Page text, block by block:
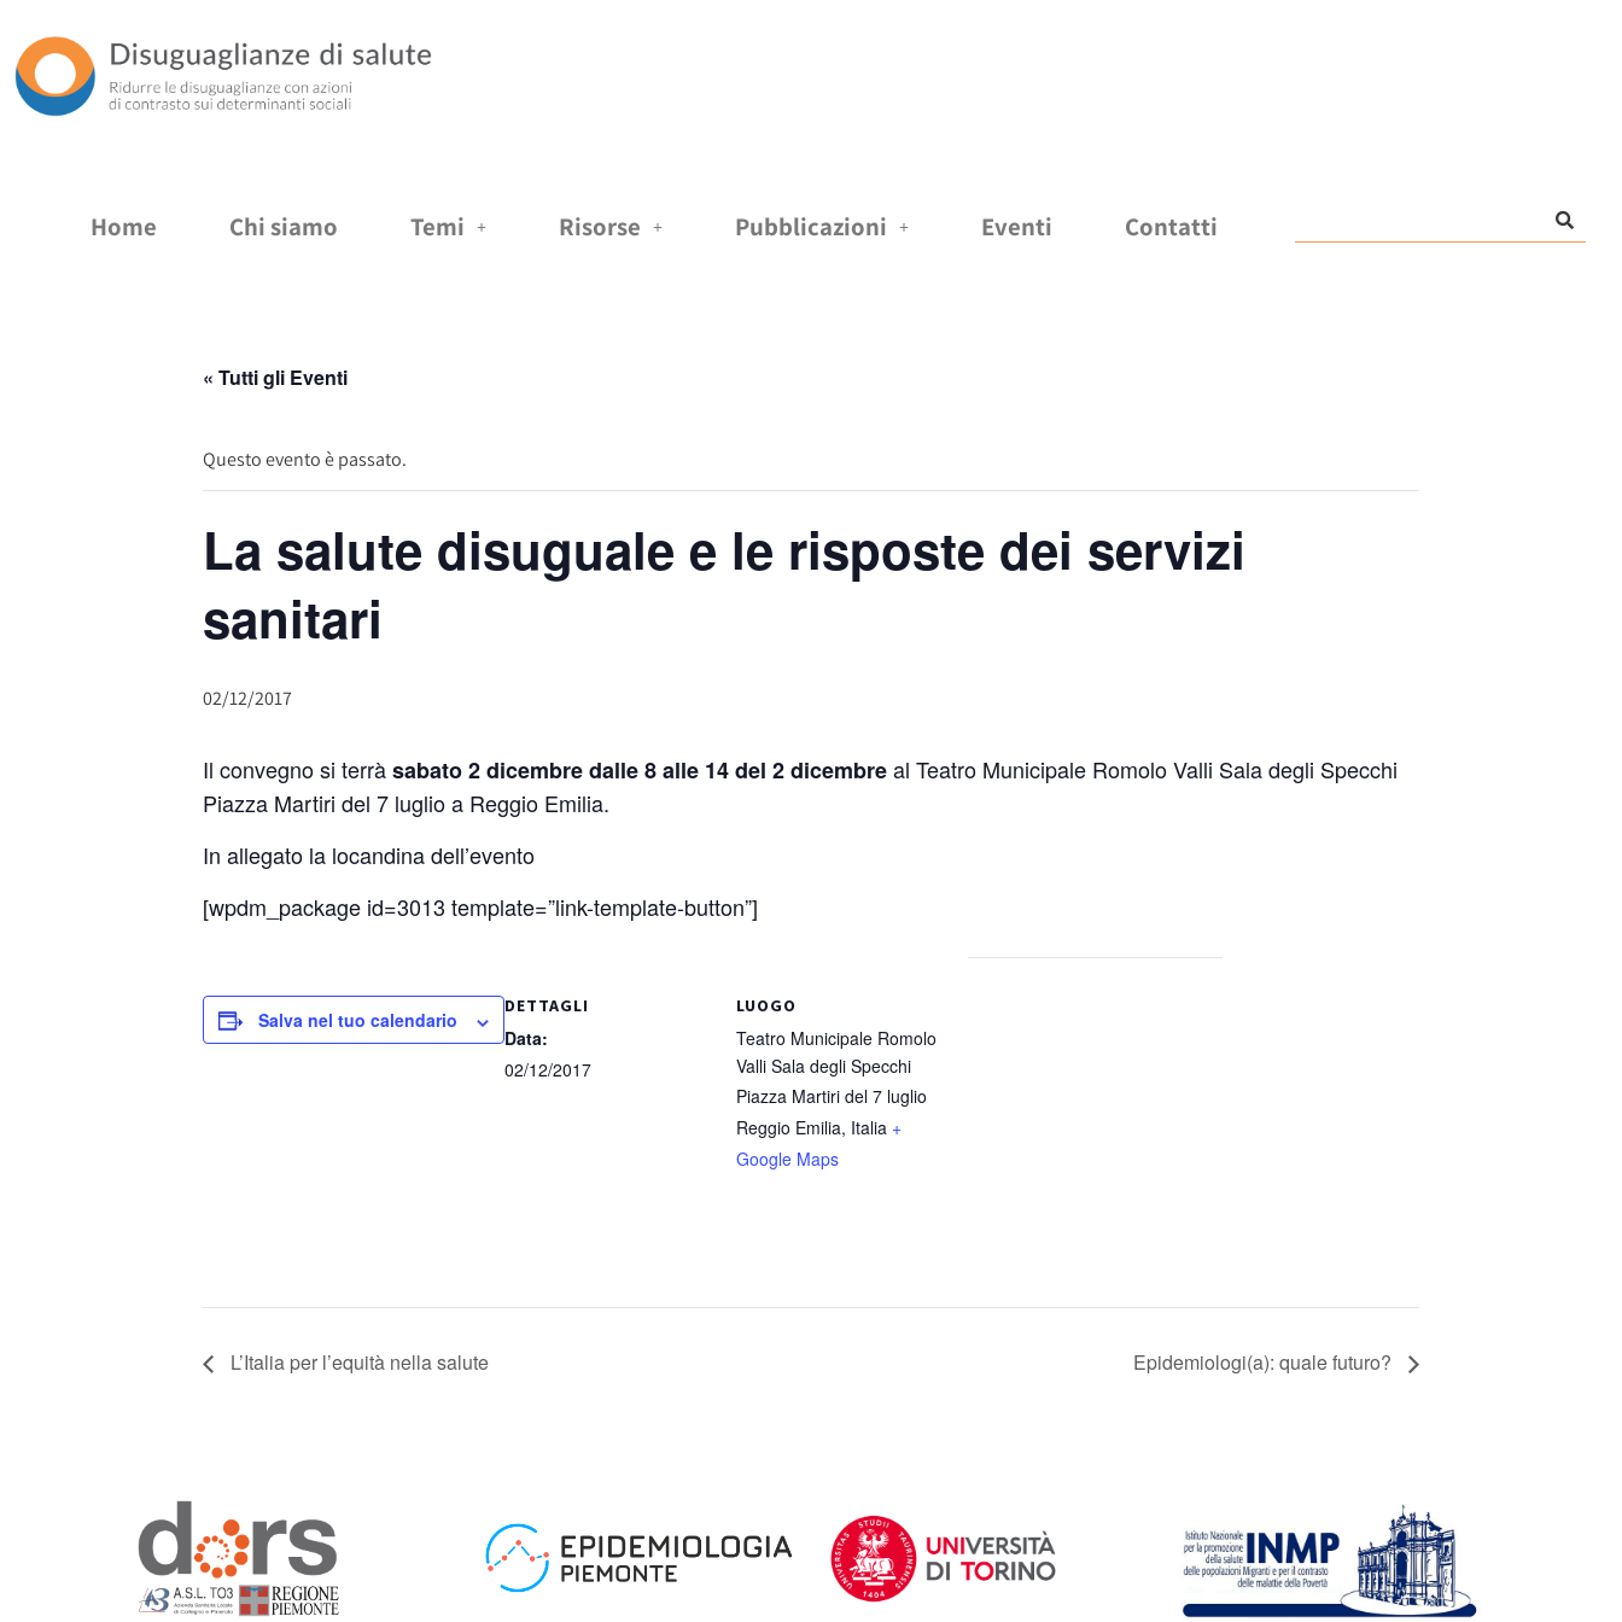
Vai
al
Home Chi siamo Temi Risorse Pubblicazioni Eventi Contatti
« Tutti gli Eventi
Questo evento è passato.
La salute disuguale e le risposte dei servizi
sanitari
02/12/2017
Il convegno si terràsabato 2 dicembre dalle 8 alle 14del 2 dicembreal Teatro Municipale Romolo Valli Sala degli Specchi
Piazza Martiri del 7 luglio a Reggio Emilia.
In allegato la locandina dell’evento
[wpdm_package id=3013 template=”link-template-button”]
Salva nel tuo calendario
DETTAGLI
Data:
02/12/2017
LUOGO
Teatro Municipale Romolo
Valli Sala degli Specchi
Piazza Martiri del 7 luglio
Reggio Emilia, Italia +
Google Maps
L’Italia per l’equità nella salute Epidemiologi(a): quale futuro?